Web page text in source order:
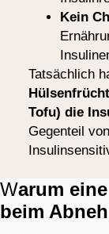
Kein
Tatsächlich
Tofu) die
Gegenteil
Warum
beim